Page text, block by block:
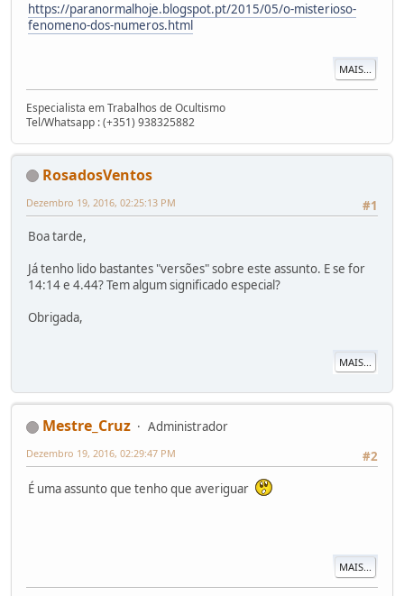
https://paranormalhoje.blogspot.pt/2015/05/o-misterioso-
fenomeno-dos-numeros.html
MAIS...
Especialista em Trabalhos de Ocultismo
Tel/Whatsapp : (+351) 938325882
RosadosVentos
#1
Dezembro 19, 2016, 02:25:13 PM
Boa tarde,
Já tenho lido bastantes "versões" sobre este assunto. E se for
14:14 e 4.44? Tem algum significado especial?
Obrigada,
MAIS...
Mestre_Cruz
Administrador
#2
Dezembro 19, 2016, 02:29:47 PM
É uma assunto que tenho que averiguar
MAIS...